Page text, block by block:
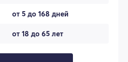
от 5 до 168 дней
от 18 до 65 лет